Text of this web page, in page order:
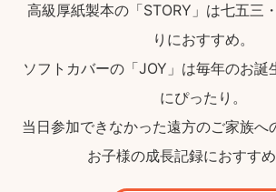
高級厚紙製本の「STORY」は七五三
りにおすすめ。
ソフトカバーの「JOY」は毎年のお誕
にぴったり。
当日参加できなかった遠方のご家族へ
お子様の成長記録におすすめ